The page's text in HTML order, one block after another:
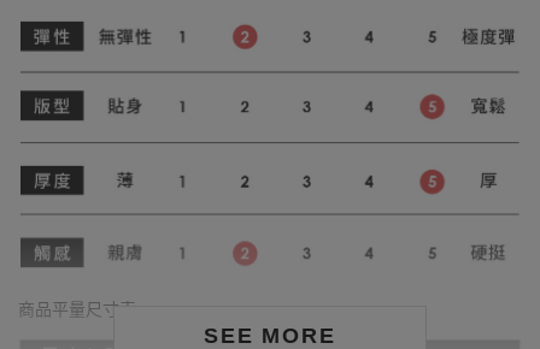
SEE MORE
商品平量尺寸表